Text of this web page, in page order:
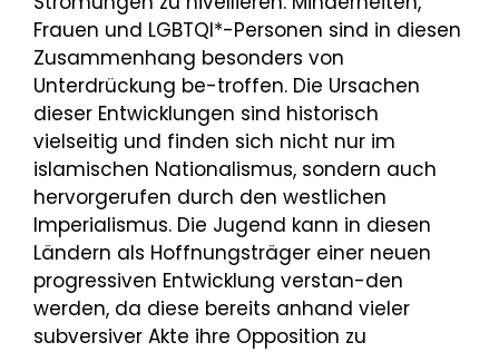
Frauen und LGBTQI*-Personen sind in diesen
Zusammenhang besonders von
Unterdrückung be-troffen. Die Ursachen
dieser Entwicklungen sind historisch
vielseitig und finden sich nicht nur im
islamischen Nationalismus, sondern auch
hervorgerufen durch den westlichen
Imperialismus. Die Jugend kann in diesen
Ländern als Hoffnungsträger einer neuen
progressiven Entwicklung verstan-den
werden, da diese bereits anhand vieler
subversiver Akte ihre Opposition zu